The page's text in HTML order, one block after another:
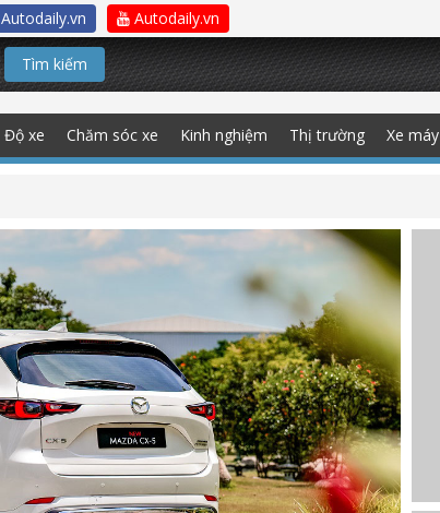
Autodaily.vn Autodaily.vn
Tìm kiếm
Độ xe Chăm sóc xe Kinh nghiệm Thị trường Xe máy